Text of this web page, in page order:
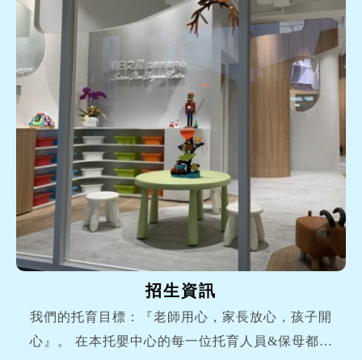
招生資訊
我們的托育目標：『老師用心，家長放心，孩子開
心』。 在本托嬰中心的每一位托育人員&保母都是